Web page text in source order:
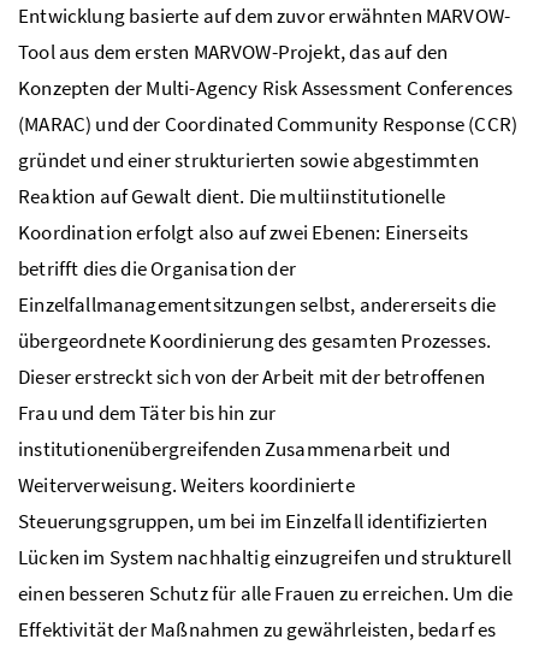
Entwicklung basierte auf dem zuvor erwähnten MARVOW-
Tool aus dem ersten MARVOW-Projekt, das auf den
Konzepten der Multi-Agency Risk Assessment Conferences
(MARAC) und der Coordinated Community Response (CCR)
gründet und einer strukturierten sowie abgestimmten
Reaktion auf Gewalt dient. Die multiinstitutionelle
Koordination erfolgt also auf zwei Ebenen: Einerseits
betrifft dies die Organisation der
Einzelfallmanagementsitzungen selbst, andererseits die
übergeordnete Koordinierung des gesamten Prozesses.
Dieser erstreckt sich von der Arbeit mit der betroffenen
Frau und dem Täter bis hin zur
institutionenübergreifenden Zusammenarbeit und
Weiterverweisung. Weiters koordinierte
Steuerungsgruppen, um bei im Einzelfall identifizierten
Lücken im System nachhaltig einzugreifen und strukturell
einen besseren Schutz für alle Frauen zu erreichen. Um die
Effektivität der Maßnahmen zu gewährleisten, bedarf es